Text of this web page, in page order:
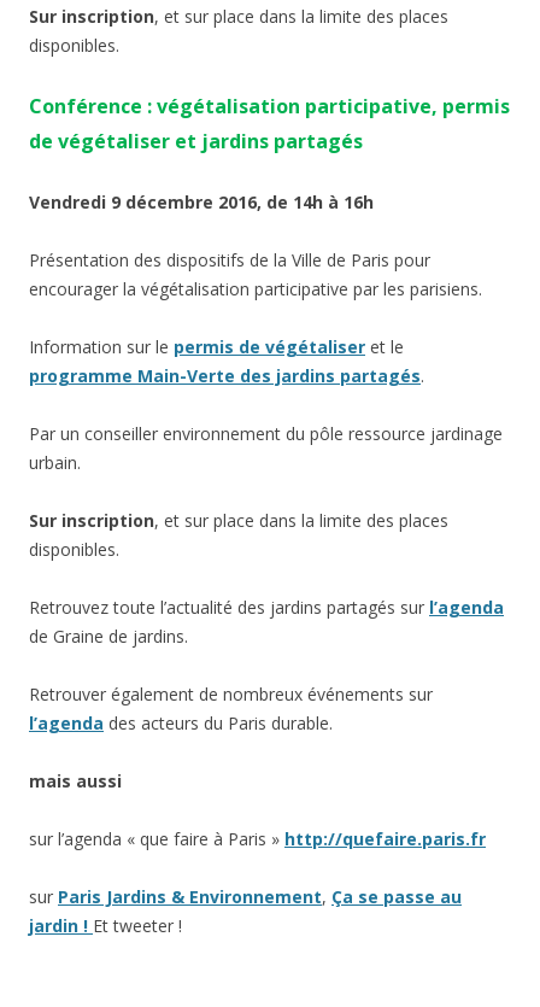
Sur inscription, et sur place dans la limite des places
disponibles.
Conférence : végétalisation participative, permis
de végétaliser et jardins partagés
Vendredi 9 décembre 2016, de 14h à 16h
Présentation des dispositifs de la Ville de Paris pour
encourager la végétalisation participative par les parisiens.
Information sur le permis de végétaliser et le
programme Main-Verte des jardins partagés.
Par un conseiller environnement du pôle ressource jardinage
urbain.
Sur inscription, et sur place dans la limite des places
disponibles.
Retrouvez toute l’actualité des jardins partagés sur l’agenda
de Graine de jardins.
Retrouver également de nombreux événements sur
l’agenda des acteurs du Paris durable.
mais aussi
sur l’agenda « que faire à Paris » http://quefaire.paris.fr
sur Paris Jardins & Environnement, Ça se passe au
jardin ! Et tweeter !